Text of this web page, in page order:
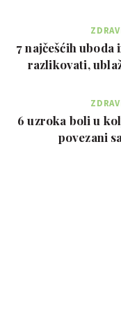
7 najčešćih uboda
razlikovati,
6 uzroka boli u
povezani